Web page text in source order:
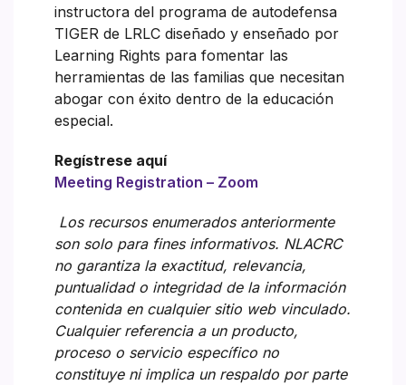
instructora del programa de autodefensa
TIGER de LRLC diseñado y enseñado por
Learning Rights para fomentar las
herramientas de las familias que necesitan
abogar con éxito dentro de la educación
especial.
Regístrese aquí
Meeting Registration – Zoom
Los recursos enumerados anteriormente
son solo para fines informativos. NLACRC
no garantiza la exactitud, relevancia,
puntualidad o integridad de la información
contenida en cualquier sitio web vinculado.
Cualquier referencia a un producto,
proceso o servicio específico no
constituye ni implica un respaldo por parte